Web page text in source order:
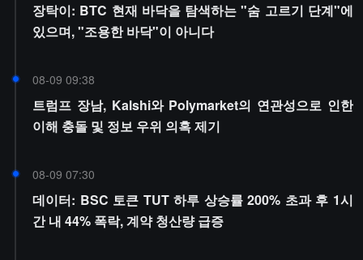
장탁이: BTC 현재 바닥을 탐색하는 "숨 고르기 단계"에
있으며, "조용한 바닥"이 아니다
08-09 09:38
트럼프 장남, Kalshi와 Polymarket의 연관성으로 인한
이해 충돌 및 정보 우위 의혹 제기
08-09 07:30
데이터: BSC 토큰 TUT 하루 상승률 200% 초과 후 1시
간 내 44% 폭락, 계약 청산량 급증